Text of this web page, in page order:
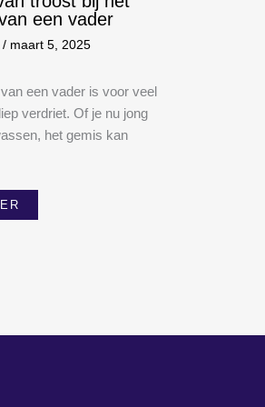
een vader
/ maart 5, 2025
een vader is voor veel
verdriet. Of je nu jong
het gemis kan